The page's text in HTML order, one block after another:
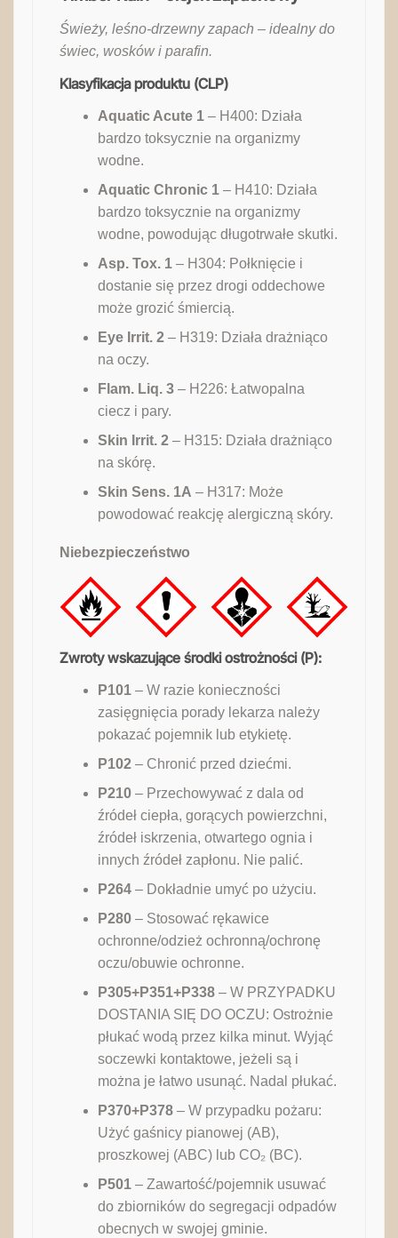
Świeży, leśno-drzewny zapach – idealny do
świec, wosków i parafin.
Klasyfikacja produktu (CLP)
Aquatic Acute 1– H400: Działa
bardzo toksycznie na organizmy
wodne.
Aquatic Chronic 1– H410: Działa
bardzo toksycznie na organizmy
wodne, powodując długotrwałe skutki.
Asp. Tox. 1– H304: Połknięcie i
dostanie się przez drogi oddechowe
może grozić śmiercią.
Eye Irrit. 2– H319: Działa drażniąco
na oczy.
Flam. Liq. 3– H226: Łatwopalna
ciecz i pary.
Skin Irrit. 2– H315: Działa drażniąco
na skórę.
Skin Sens. 1A – H317: Może
powodować reakcję alergiczną skóry.
Niebezpieczeństwo
Zwroty wskazujące środki ostrożności (P):
P101– W razie konieczności
zasięgnięcia porady lekarza należy
pokazać pojemnik lub etykietę.
P102– Chronić przed dziećmi.
P210– Przechowywać z dala od
źródeł ciepła, gorących powierzchni,
źródeł iskrzenia, otwartego ognia i
innych źródeł zapłonu. Nie palić.
P264– Dokładnie umyć po użyciu.
P280– Stosować rękawice
ochronne/odzież ochronną/ochronę
oczu/obuwie ochronne.
P305+P351+P338– W PRZYPADKU
DOSTANIA SIĘ DO OCZU: Ostrożnie
płukać wodą przez kilka minut. Wyjąć
soczewki kontaktowe, jeżeli są i
można je łatwo usunąć. Nadal płukać.
P370+P378– W przypadku pożaru:
Użyć gaśnicy pianowej (AB),
proszkowej (ABC) lub CO₂ (BC).
P501– Zawartość/pojemnik usuwać
do zbiorników do segregacji odpadów
obecnych w swojej gminie.